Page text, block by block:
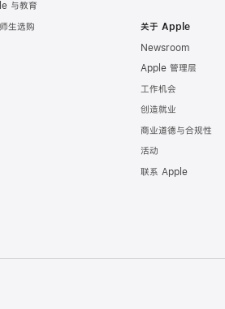
与教育
生选购 关于 Apple
Newsroom
Apple 管理层
工作机会
创造就业
商业道德与合规性
活动
联系 Apple